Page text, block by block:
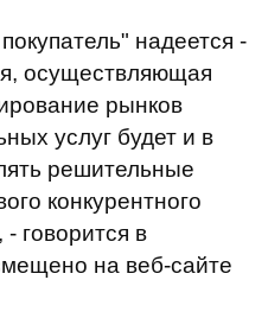
надеется -
осуществляющая
рынков
услуг будет и в
решительные
конкурентного
говорится в
на веб-сайте